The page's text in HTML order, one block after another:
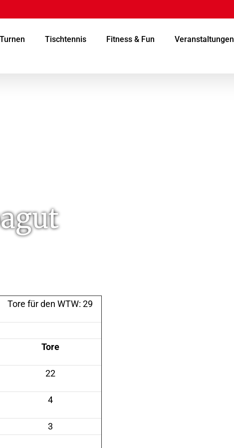
Turnen Tischtennis Fitness & Fun Veranstaltungen
Tore für den WTW: 29
Tore
22
4
3